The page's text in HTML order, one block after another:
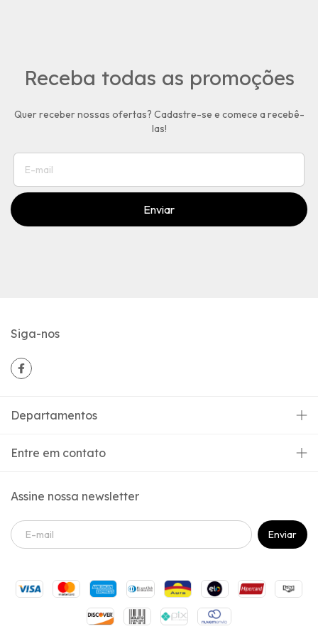
Receba todas as promoções
Quer receber nossas ofertas? Cadastre-se e comece a recebê-
las!
Siga-nos
Departamentos
Entre em contato
Assine nossa newsletter